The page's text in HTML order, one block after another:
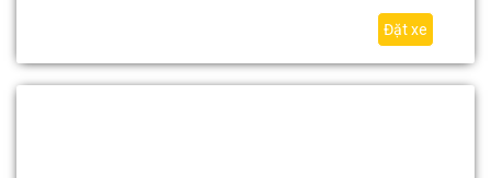
Đặt xe